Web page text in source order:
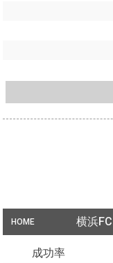
HOME 横浜FC
成功率